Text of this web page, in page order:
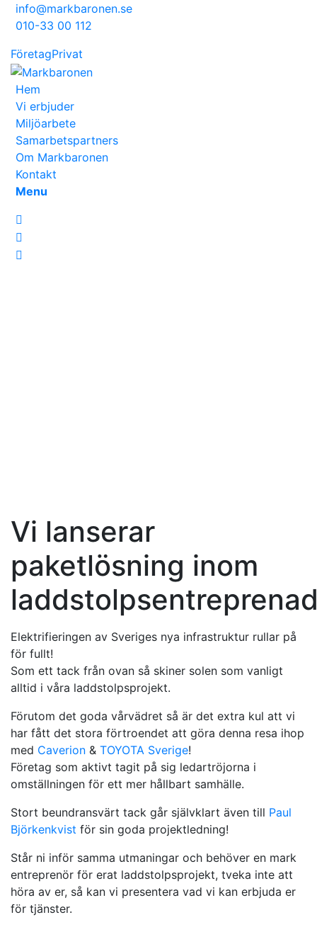
info@markbaronen.se
010-33 00 112
FöretagPrivat
Hem
Vi erbjuder
Miljöarbete
Samarbetspartners
Om Markbaronen
Kontakt
Menu
Vi lanserar
paketlösning inom
Elektrifieringen av Sveriges nya infrastruktur rullar på
för fullt!
Som ett tack från ovan så skiner solen som vanligt
alltid i våra laddstolpsprojekt.
Förutom det goda vårvädret så är det extra kul att vi
har fått det stora förtroendet att göra denna resa ihop
med Caverion & TOYOTA Sverige!
Företag som aktivt tagit på sig ledartröjorna i
omställningen för ett mer hållbart samhälle.
Stort beundransvärt tack går självklart även till Paul
Björkenkvist för sin goda projektledning!
Står ni inför samma utmaningar och behöver en mark
entreprenör för erat laddstolpsprojekt, tveka inte att
höra av er, så kan vi presentera vad vi kan erbjuda er
för tjänster.